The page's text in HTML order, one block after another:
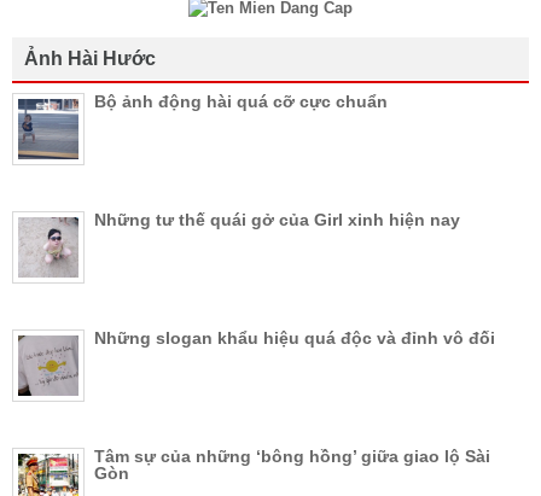
Ảnh Hài Hước
Bộ ảnh động hài quá cỡ cực chuẩn
Những tư thế quái gở của Girl xinh hiện nay
Những slogan khẩu hiệu quá độc và đỉnh vô đối
Tâm sự của những ‘bông hồng’ giữa giao lộ Sài
Gòn